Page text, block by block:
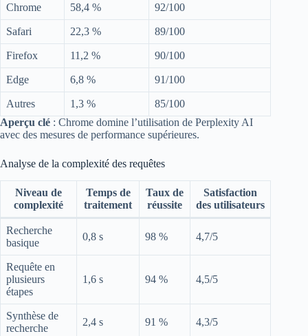
Chrome 58,4 % 92/100
Safari 22,3 % 89/100
Firefox 11,2 % 90/100
Edge 6,8 % 91/100
Autres 1,3 %
85/100
Aperçu clé : Chrome domine l’utilisation de Perplexity AI
avec des mesures de performance supérieures.
Analyse de la complexité des requêtes
Niveau de
complexité
Temps de
traitement
Taux de
réussite
Satisfaction
des utilisateurs
Recherche
basique
0,8 s 98 % 4,7/5
Requête en
plusieurs
étapes
1,6 s 94 % 4,5/5
Synthèse de
recherche
2,4 s 91 % 4,3/5